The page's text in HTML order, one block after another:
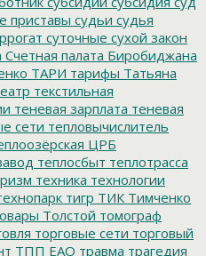
приставы судьи судья
суточные сухой закон
Счетная палата Биробиджана
ТАРИ тарифы Татьяна
текстильная
теневая зарплата теневая
сети тепловычислитель
ЦРБ
теплосбыт теплотрасса
техника технологии
тигр ТИК Тимченко
Толстой томограф
торговые сети торговый
ТПП ЕАО травма трагедия